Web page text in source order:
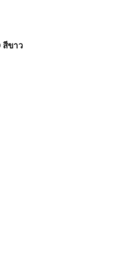
สีขาว